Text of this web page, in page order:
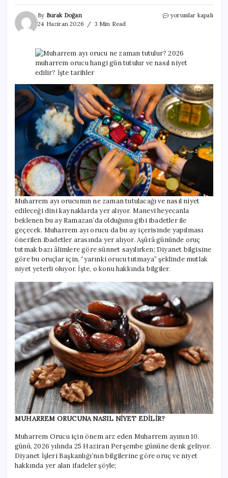
By Burak Doğan
24 Haziran 2026
3 Min Read
Muharrem
zaman
2026
orucu
hangi
gün
tutulur
ve
nasıl
niyet
edilir?
İşte
tarihler
için
yorumlar kapalı
Muharrem ayı orucunun ne zaman tutulacağı ve nasıl niyet
edileceği dini kaynaklarda yer alıyor. Manevi heyecanla
beklenen bu ay Ramazan’da olduğunu gibi ibadetler ile
geçecek. Muharrem ayı orucu da bu ay içerisinde yapılması
önerilen ibadetler arasında yer alıyor. Aşûrâ gününde oruç
tutmak bazı âlimlere göre sünnet sayılırken; Diyanet bilgisine
göre bu oruçlar için, “yarınki orucu tutmaya” şeklinde mutlak
niyet yeterli oluyor. İşte, o konu hakkında bilgiler.
MUHARREM ORUCUNA NASIL NİYET EDİLİR?
Muharrem Orucu için önem arz eden Muharrem ayının 10.
günü, 2026 yılında 25 Haziran Perşembe gününe denk geliyor.
Diyanet İşleri Başkanlığı’nın bilgilerine göre oruç ve niyet
hakkında yer alan ifadeler şöyle;